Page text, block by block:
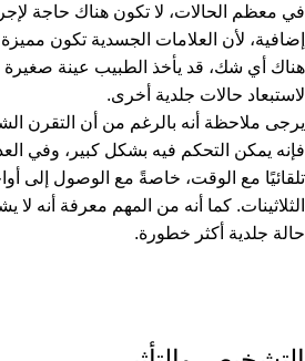
في معظم الحالات، لا تكون هناك حاجة
إضافية، لأن العلامات الجسدية تكون
هناك أي شك، قد يأخذ الطبيب عينة صغيرة
لاستبعاد حالات جلدية أخرى.
يرجى ملاحظة أنه بالرغم من أن التقرن
فإنه يمكن التحكم فيه بشكل كبير، وفي
تلقائيًا مع الوقت، خاصةً مع الوصول إلى
الثلاثينات. كما أنه من المهم معرفة أنه
حالة جلدية أكثر خطورة.